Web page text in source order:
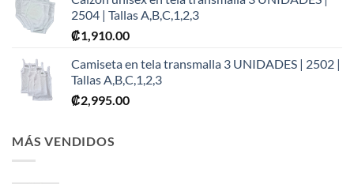
2504 | Tallas A,B,C,1,2,3
₡1,910.00
Camiseta en tela transmalla 3 UNIDADES | 2502 |
Tallas A,B,C,1,2,3
₡2,995.00
MÁS VENDIDOS